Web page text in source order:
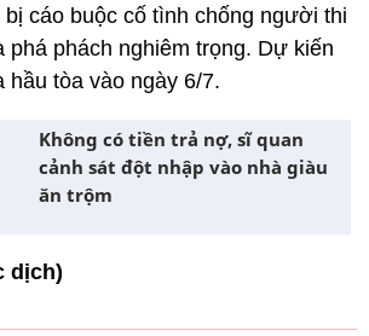
bị cáo buộc cố tình chống người thi
phá phách nghiêm trọng. Dự kiến
hầu tòa vào ngày 6/7.
Không có tiền trả nợ, sĩ quan
cảnh sát đột nhập vào nhà giàu
ăn trộm
dịch)